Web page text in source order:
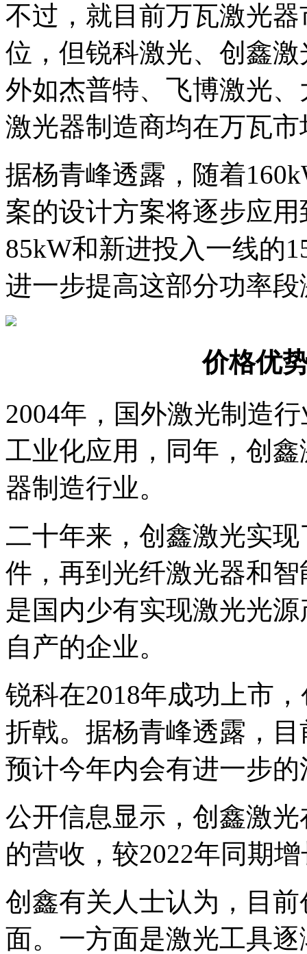
不过，就目前万瓦激光
位，但锐科激光、创鑫
外如杰普特、飞博激光
激光器制造商均在万瓦
据杨青峰透露，随着
案的设计方案将逐步应
85kW和新进投入一线的
进一步提高这部分功率
价格优
2004年，国外激光制造
工业化应用，同年，创
器制造行业。
二十年来，创鑫激光实
件，再到光纤激光器和
是国内少有实现激光光
自产的企业。
锐科在2018年成功上市
折戟。据杨青峰透露，
预计今年内会有进一步的
公开信息显示，创鑫激
的营收，较2022年同期
创鑫有关人士认为，目
面。一方面是激光工具